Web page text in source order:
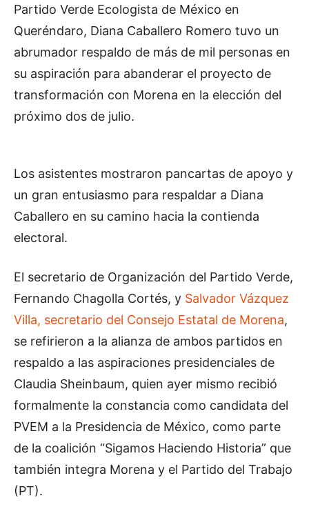
Partido Verde Ecologista de México en
Queréndaro, Diana Caballero Romero tuvo un
abrumador respaldo de más de mil personas en
su aspiración para abanderar el proyecto de
transformación con Morena en la elección del
próximo dos de julio.
Los asistentes mostraron pancartas de apoyo y
un gran entusiasmo para respaldar a Diana
Caballero en su camino hacia la contienda
electoral.
El secretario de Organización del Partido Verde,
Fernando Chagolla Cortés, y Salvador Vázquez
Villa, secretario del Consejo Estatal de Morena,
se refirieron a la alianza de ambos partidos en
respaldo a las aspiraciones presidenciales de
Claudia Sheinbaum, quien ayer mismo recibió
formalmente la constancia como candidata del
PVEM a la Presidencia de México, como parte
de la coalición “Sigamos Haciendo Historia” que
también integra Morena y el Partido del Trabajo
(PT).